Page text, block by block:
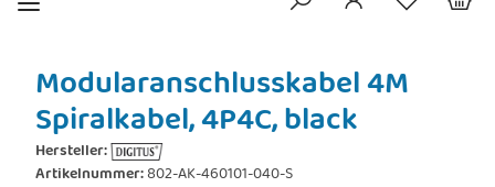
Modularanschlusskabel 4M
Spiralkabel, 4P4C, black
Hersteller:
Artikelnummer:802-AK-460101-040-S